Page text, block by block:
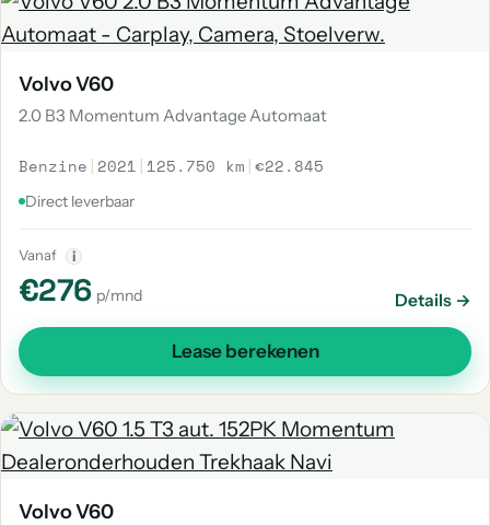
Volvo V60
2.0 B3 Momentum Advantage Automaat
Benzine | 2021 | 125.750 km |€22.845
Direct leverbaar
Vanaf i
€276 p/mnd Details →
Lease berekenen
Volvo V60